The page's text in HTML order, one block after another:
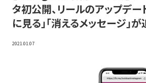
タ初公開、リールのアップデー
に見る」「消えるメッセージ」
2021.01.07